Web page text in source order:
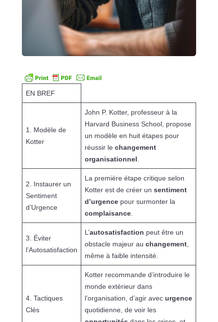
EN BREF
1. Modèle de
Kotter
John P. Kotter, professeur à la
Harvard Business School, propose
un modèle en huit étapes pour
réussir le changement
organisationnel
2. Instaurer un
Sentiment
d’Urgence
La première étape critique selon
Kotter est de créer un sentiment
d’urgencepour surmonter la
complaisance.
3. Éviter
l’Autosatisfaction
L’autosatisfaction peut être un
obstacle majeur au changement,
même à faible intensité.
4. Tactiques
Clés
Kotter recommande d’introduire le
monde extérieur dans
l’organisation, d’agir avec urgence
quotidienne, de voir les